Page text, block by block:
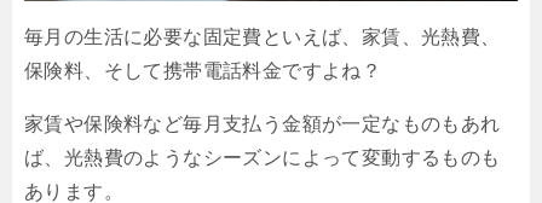
毎月の生活に必要な固定費といえば、家賃、光熱費、
保険料、そして携帯電話料金ですよね？
家賃や保険料など毎月支払う金額が一定なものもあれ
ば、光熱費のようなシーズンによって変動するものも
あります。